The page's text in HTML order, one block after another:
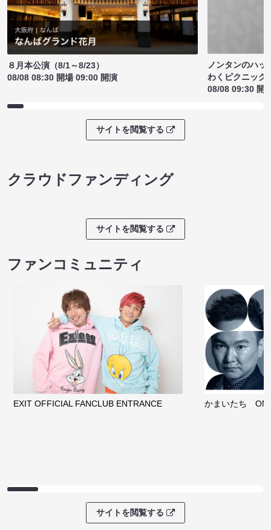
８月本公演（8/1～8/23）
08/08 08:30 開場 09:00 開演
ノンタンのハッ
わくピクニック
08/08 09:30 開
サイトを閲覧する
クラウドファンディング
サイトを閲覧する
ファンコミュニティ
EXIT OFFICIAL FANCLUB ENTRANCE かまいたち
サイトを閲覧する